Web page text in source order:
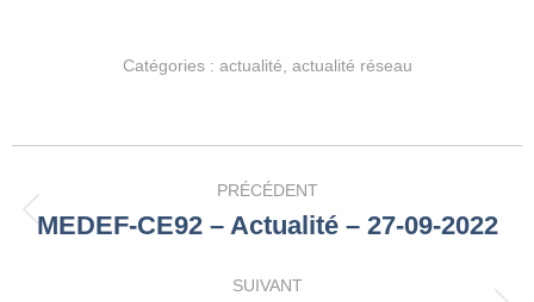
Catégories : actualité, actualité réseau
article
PRÉCÉDENT
Article
:
MEDEF-CE92 – Actualité – 27-09-2022
SUIVANT